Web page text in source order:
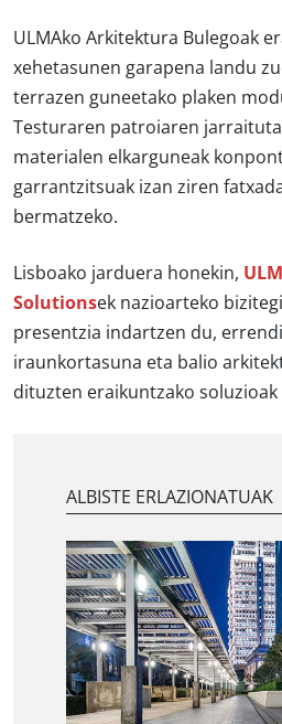
ULMAko Arkitektura Bulegoak
xehetasunen garapena landu
terrazen guneetako plaken
Testuraren patroiaren
materialen elkarguneak
garrantzitsuak izan ziren
bermatzeko.
Lisboako jarduera honekin,
Solutionsek nazioarteko
presentzia indartzen du,
iraunkortasuna eta balio
dituzten eraikuntzako
ALBISTE ERLAZIONATUAK